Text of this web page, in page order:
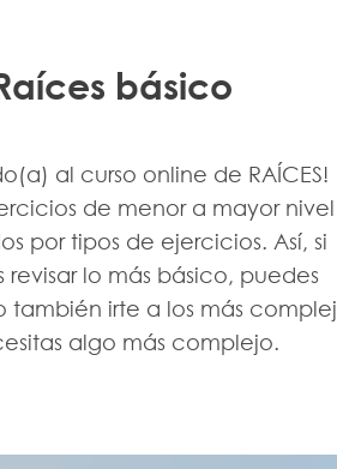
básico
al curso online de RAÍCES!
de menor a mayor
por tipos de ejercicios. Así, si
revisar lo más básico, puedes
también irte a los más
algo más complejo.